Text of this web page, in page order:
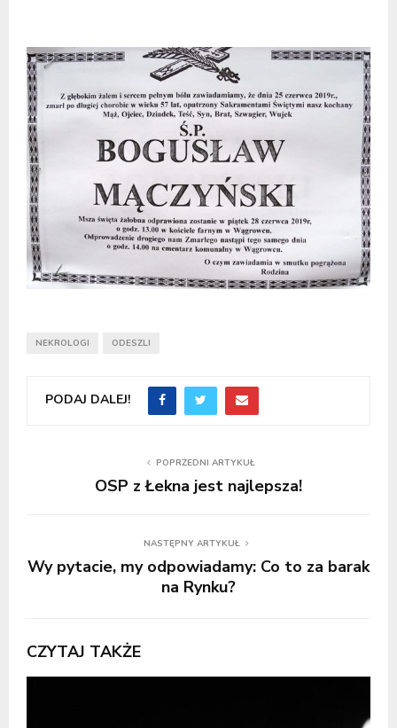
NEKROLOGI ODESZLI
PODAJ DALEJ!
POPRZEDNI ARTYKUŁ
OSP z Łekna jest najlepsza!
NASTĘPNY ARTYKUŁ
Wy pytacie, my odpowiadamy: Co to za barak
na Rynku?
CZYTAJ TAKŻE